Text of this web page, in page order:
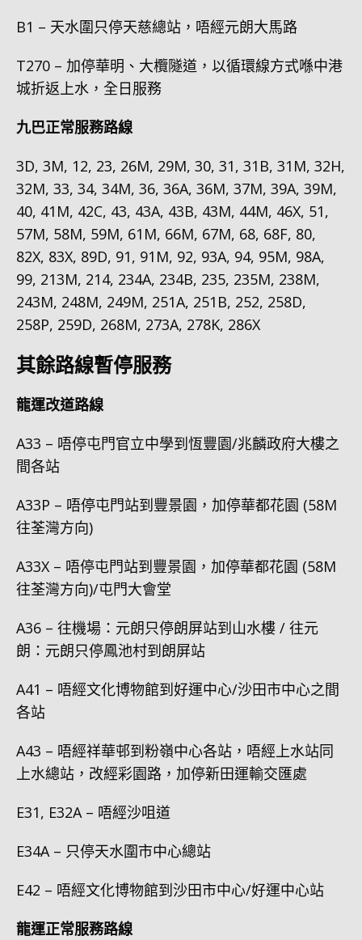
B1 – 天水圍只停天慈總站，唔經元朗大馬路
T270 – 加停華明、大欖隧道，以循環線方式喺中港
城折返上水，全日服務
九巴正常服務路線
3D, 3M, 12, 23, 26M, 29M, 30, 31, 31B, 31M, 32H,
32M, 33, 34, 34M, 36, 36A, 36M, 37M, 39A, 39M,
40, 41M, 42C, 43, 43A, 43B, 43M, 44M, 46X, 51,
57M, 58M, 59M, 61M, 66M, 67M, 68, 68F, 80,
82X, 83X, 89D, 91, 91M, 92, 93A, 94, 95M, 98A,
99, 213M, 214, 234A, 234B, 235, 235M, 238M,
243M, 248M, 249M, 251A, 251B, 252, 258D,
258P, 259D, 268M, 273A, 278K, 286X
其餘路線暫停服務
龍運改道路線
A33 – 唔停屯門官立中學到恆豐園/兆麟政府大樓之
間各站
A33P – 唔停屯門站到豐景園，加停華都花園 (58M
往荃灣方向)
A33X – 唔停屯門站到豐景園，加停華都花園 (58M
往荃灣方向)/屯門大會堂
A36 – 往機場：元朗只停朗屏站到山水樓 / 往元
朗：元朗只停鳳池村到朗屏站
A41 – 唔經文化博物館到好運中心/沙田市中心之間
各站
A43 – 唔經祥華邨到粉嶺中心各站，唔經上水站同
上水總站，改經彩園路，加停新田運輸交匯處
E31, E32A – 唔經沙咀道
E34A – 只停天水圍市中心總站
E42 – 唔經文化博物館到沙田市中心/好運中心站
龍運正常服務路線